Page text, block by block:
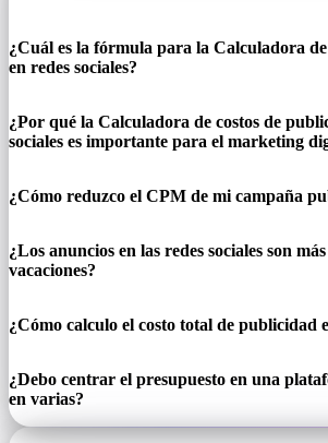
¿Cuál es la fórmula para la Calculadora
en redes sociales?
¿Por qué la Calculadora de costos de
sociales es importante para el marketing
¿Cómo reduzco el CPM de mi campaña
¿Los anuncios en las redes sociales son
vacaciones?
¿Cómo calculo el costo total de publicidad
¿Debo centrar el presupuesto en una
en varias?